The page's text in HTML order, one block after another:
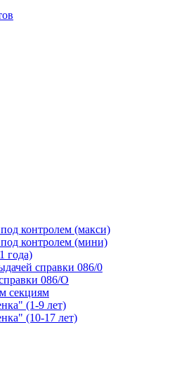
контролем (макси)
контролем (мини)
года)
справки 086/0
086/О
секциям
(1-9 лет)
(10-17 лет)